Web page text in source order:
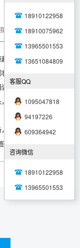
标 应用
藏书量≧100本。箱门
态可以随时获取。
卡器，身份证和人
热敏凭条打印机，
用于图书上架和下
18910122958
18910075962
13965501553
13651084809
客服QQ
1095047818
94197226
609364942
咨询微信
18910122958
13965501553